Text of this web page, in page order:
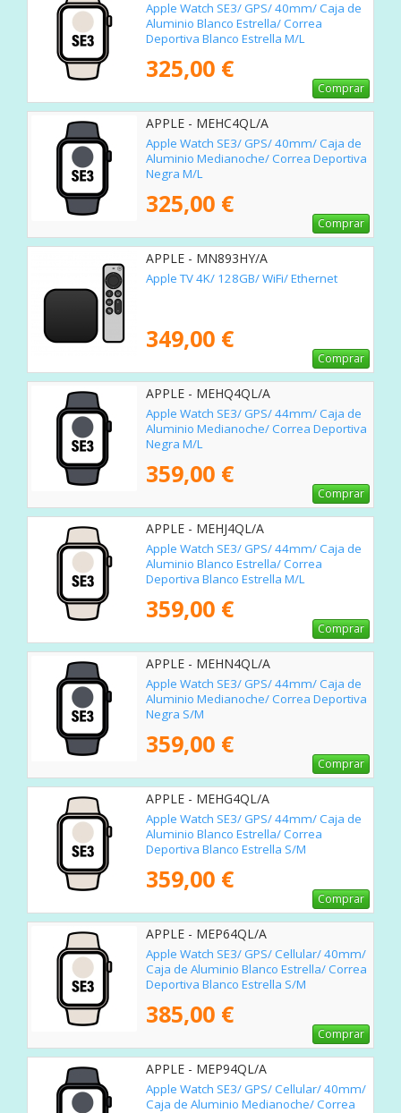
Apple Watch SE3/ GPS/ 40mm/ Caja de
Aluminio Blanco Estrella/ Correa
Deportiva Blanco Estrella M/L
325,00 €
Comprar
APPLE - MEHC4QL/A
Apple Watch SE3/ GPS/ 40mm/ Caja de
Aluminio Medianoche/ Correa Deportiva
Negra M/L
325,00 €
Comprar
APPLE - MN893HY/A
Apple TV 4K/ 128GB/ WiFi/ Ethernet
349,00 €
Comprar
APPLE - MEHQ4QL/A
Apple Watch SE3/ GPS/ 44mm/ Caja de
Aluminio Medianoche/ Correa Deportiva
Negra M/L
359,00 €
Comprar
APPLE - MEHJ4QL/A
Apple Watch SE3/ GPS/ 44mm/ Caja de
Aluminio Blanco Estrella/ Correa
Deportiva Blanco Estrella M/L
359,00 €
Comprar
APPLE - MEHN4QL/A
Apple Watch SE3/ GPS/ 44mm/ Caja de
Aluminio Medianoche/ Correa Deportiva
Negra S/M
359,00 €
Comprar
APPLE - MEHG4QL/A
Apple Watch SE3/ GPS/ 44mm/ Caja de
Aluminio Blanco Estrella/ Correa
Deportiva Blanco Estrella S/M
359,00 €
Comprar
APPLE - MEP64QL/A
Apple Watch SE3/ GPS/ Cellular/ 40mm/
Caja de Aluminio Blanco Estrella/ Correa
Deportiva Blanco Estrella S/M
385,00 €
Comprar
APPLE - MEP94QL/A
Apple Watch SE3/ GPS/ Cellular/ 40mm/
Caja de Aluminio Medianoche/ Correa